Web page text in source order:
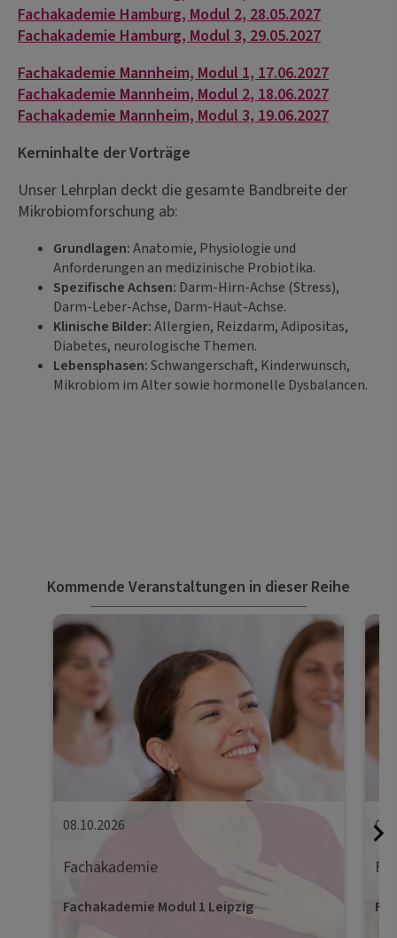
Fachakademie Hamburg, Modul 2, 28.05.2027
Fachakademie Hamburg, Modul 3, 29.05.2027
Fachakademie Mannheim, Modul 1, 17.06.2027
Fachakademie Mannheim, Modul 2, 18.06.2027
Fachakademie Mannheim, Modul 3, 19.06.2027
Kerninhalte der Vorträge
Unser Lehrplan deckt die gesamte Bandbreite der
Mikrobiomforschung ab:
Grundlagen:Anatomie, Physiologie und
Anforderungen an medizinische Probiotika.
Spezifische Achsen: Darm-Hirn-Achse (Stress),
Darm-Leber-Achse, Darm-Haut-Achse.
Klinische Bilder:Allergien, Reizdarm, Adipositas,
Diabetes, neurologische Themen.
Lebensphasen:Schwangerschaft, Kinderwunsch,
Mikrobiom im Alter sowie hormonelle Dysbalancen.
Kommende Veranstaltungen in dieser Reihe
08.10.2026
Fachakademie
Fachakademie Modul 1 Leipzig